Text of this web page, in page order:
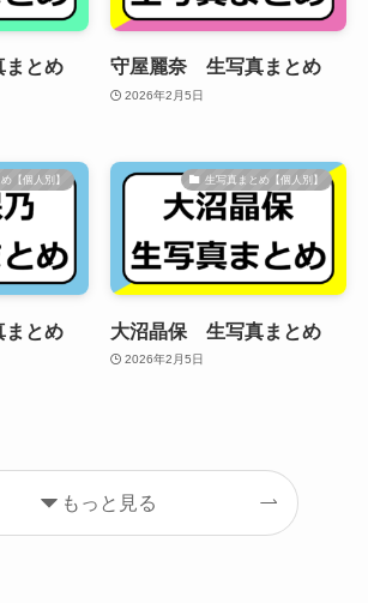
とめ 守屋麗奈 生写真まとめ
2026年2月5日
【個人別】
とめ
生写真まとめ【個人別】
大沼晶保 生写真まとめ
2026年2月5日
もっと見る